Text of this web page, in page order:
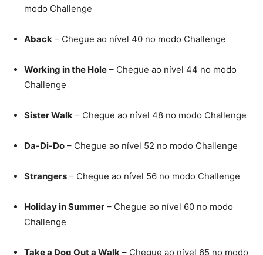
modo Challenge
Aback – Chegue ao nível 40 no modo Challenge
Working in the Hole – Chegue ao nível 44 no modo
Challenge
Sister Walk – Chegue ao nível 48 no modo Challenge
Da-Di-Do – Chegue ao nível 52 no modo Challenge
Strangers – Chegue ao nível 56 no modo Challenge
Holiday in Summer – Chegue ao nível 60 no modo
Challenge
Take a Dog Out a Walk – Chegue ao nível 65 no modo